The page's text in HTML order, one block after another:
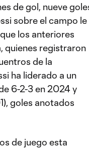
de gol, nueve
sobre el campo le
los anteriores
quienes registraron
de la
ha liderado a un
6-2-3 en 2024 y
goles anotados
de juego esta